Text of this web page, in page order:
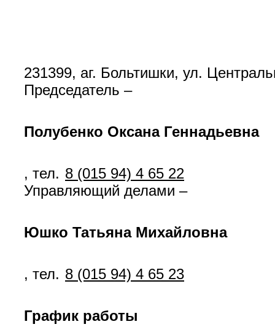
231399, аг. Больтишки, ул.
Председатель –
Полубенко Оксана Геннадьевна
, тел. 8 (015 94) 4 65 22
Управляющий делами –
Юшко Татьяна Михайловна
, тел. 8 (015 94) 4 65 23
График работы